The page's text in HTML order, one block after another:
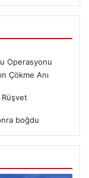
Operasyonu
Çökme Anı
Rüşvet
boğdu